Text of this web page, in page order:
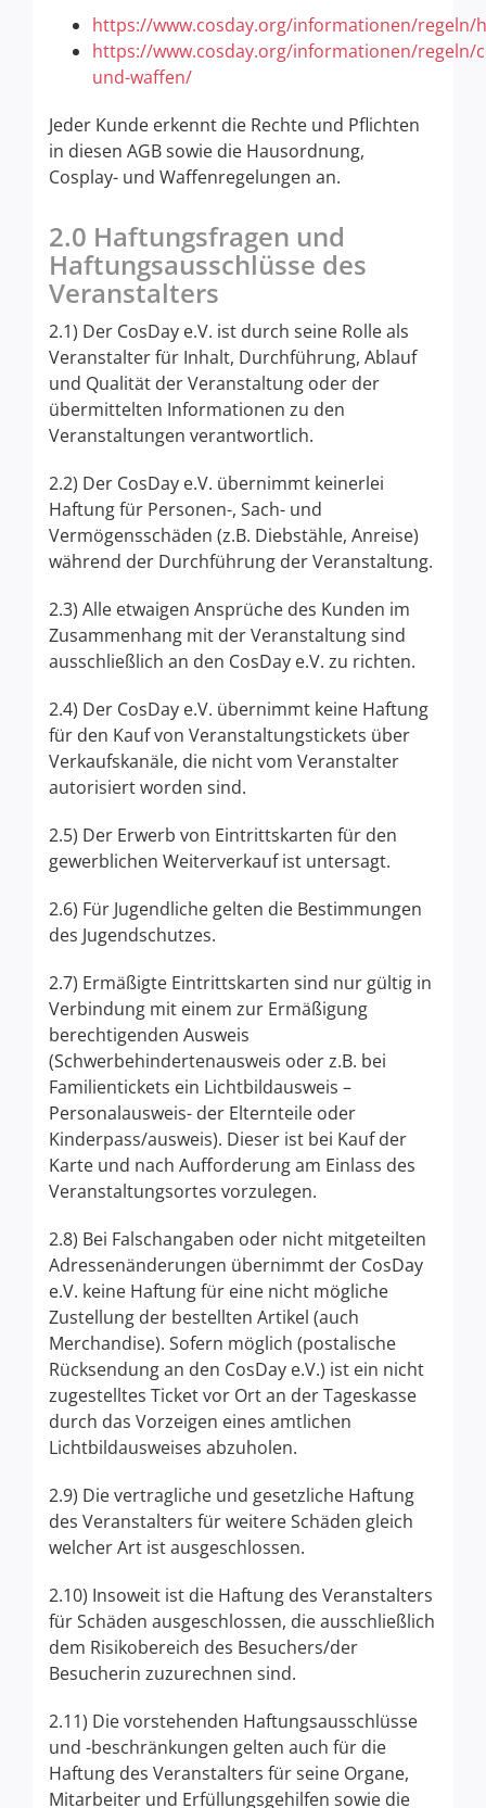
https://www.cosday.org/informationen/regeln/
https://www.cosday.org/informationen/regeln/
und-waffen/
Jeder Kunde erkennt die Rechte und Pflichten
in diesen AGB sowie die Hausordnung,
Cosplay- und Waffenregelungen an.
2.0 Haftungsfragen und
Haftungsausschlüsse des
Veranstalters
2.1) Der CosDay e.V. ist durch seine Rolle als
Veranstalter für Inhalt, Durchführung, Ablauf
und Qualität der Veranstaltung oder der
übermittelten Informationen zu den
Veranstaltungen verantwortlich.
2.2) Der CosDay e.V. übernimmt keinerlei
Haftung für Personen-, Sach- und
Vermögensschäden (z.B. Diebstähle, Anreise)
während der Durchführung der Veranstaltung.
2.3) Alle etwaigen Ansprüche des Kunden im
Zusammenhang mit der Veranstaltung sind
ausschließlich an den CosDay e.V. zu richten.
2.4) Der CosDay e.V. übernimmt keine Haftung
für den Kauf von Veranstaltungstickets über
Verkaufskanäle, die nicht vom Veranstalter
autorisiert worden sind.
2.5) Der Erwerb von Eintrittskarten für den
gewerblichen Weiterverkauf ist untersagt.
2.6) Für Jugendliche gelten die Bestimmungen
des Jugendschutzes.
2.7) Ermäßigte Eintrittskarten sind nur gültig in
Verbindung mit einem zur Ermäßigung
berechtigenden Ausweis
(Schwerbehindertenausweis oder z.B. bei
Familientickets ein Lichtbildausweis –
Personalausweis- der Elternteile oder
Kinderpass/ausweis). Dieser ist bei Kauf der
Karte und nach Aufforderung am Einlass des
Veranstaltungsortes vorzulegen.
2.8) Bei Falschangaben oder nicht mitgeteilten
Adressenänderungen übernimmt der CosDay
e.V. keine Haftung für eine nicht mögliche
Zustellung der bestellten Artikel (auch
Merchandise). Sofern möglich (postalische
Rücksendung an den CosDay e.V.) ist ein nicht
zugestelltes Ticket vor Ort an der Tageskasse
durch das Vorzeigen eines amtlichen
Lichtbildausweises abzuholen.
2.9) Die vertragliche und gesetzliche Haftung
des Veranstalters für weitere Schäden gleich
welcher Art ist ausgeschlossen.
2.10) Insoweit ist die Haftung des Veranstalters
für Schäden ausgeschlossen, die ausschließlich
dem Risikobereich des Besuchers/der
Besucherin zuzurechnen sind.
2.11) Die vorstehenden Haftungsausschlüsse
und -beschränkungen gelten auch für die
Haftung des Veranstalters für seine Organe,
Mitarbeiter und Erfüllungsgehilfen sowie die